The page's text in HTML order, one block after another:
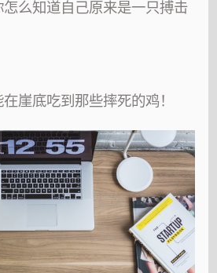
么知道自己原来是一只搏击
崖底吃到那些摔死的鸡！